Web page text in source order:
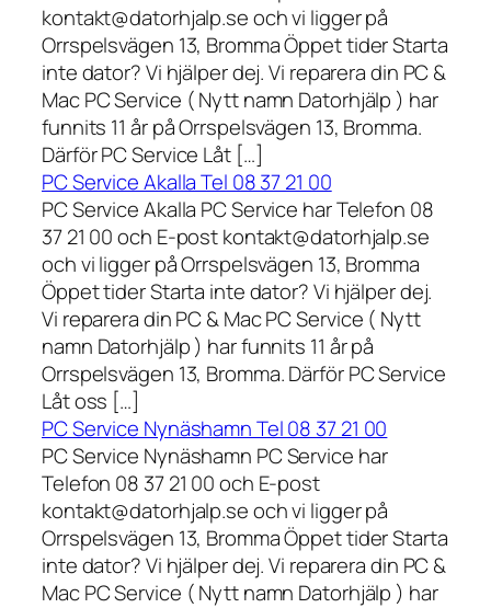
kontakt@datorhjalp.se och vi ligger på
Orrspelsvägen 13, Bromma Öppet tider Starta
inte dator? Vi hjälper dej. Vi reparera din PC &
Mac PC Service ( Nytt namn Datorhjälp ) har
funnits 11 år på Orrspelsvägen 13, Bromma.
Därför PC Service Låt […]
PC Service Akalla Tel 08 37 21 00
PC Service Akalla PC Service har Telefon 08
37 21 00 och E-post kontakt@datorhjalp.se
och vi ligger på Orrspelsvägen 13, Bromma
Öppet tider Starta inte dator? Vi hjälper dej.
Vi reparera din PC & Mac PC Service ( Nytt
namn Datorhjälp ) har funnits 11 år på
Orrspelsvägen 13, Bromma. Därför PC Service
Låt oss […]
PC Service Nynäshamn Tel 08 37 21 00
PC Service Nynäshamn PC Service har
Telefon 08 37 21 00 och E-post
kontakt@datorhjalp.se och vi ligger på
Orrspelsvägen 13, Bromma Öppet tider Starta
inte dator? Vi hjälper dej. Vi reparera din PC &
Mac PC Service ( Nytt namn Datorhjälp ) har